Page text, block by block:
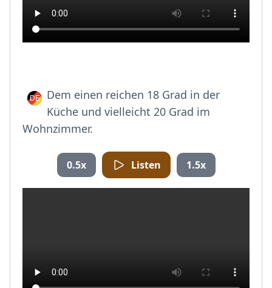
Dem einen reichen 18 Grad in der
Küche und vielleicht 20 Grad im
Wohnzimmer.
0.5x Listen 1.5x